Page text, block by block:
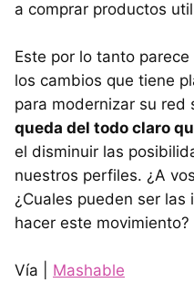
a comprar productos
Este por lo tanto
los cambios que tiene
para modernizar su red
queda del todo claro
el disminuir las
nuestros perfiles. ¿A
¿Cuales pueden ser
hacer este movimiento?
Vía | Mashable